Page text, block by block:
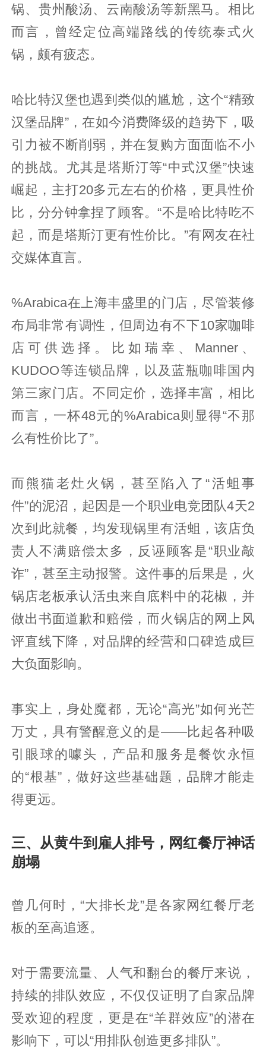
锅、贵州酸汤、云南酸汤等新黑马。相比
而言，曾经定位高端路线的传统泰式火
锅，颇有疲态。
哈比特汉堡也遇到类似的尴尬，这个“精致
汉堡品牌”，在如今消费降级的趋势下，吸
引力被不断削弱，并在复购方面面临不小
的挑战。尤其是塔斯汀等“中式汉堡”快速
崛起，主打20多元左右的价格，更具性价
比，分分钟拿捏了顾客。“不是哈比特吃不
起，而是塔斯汀更有性价比。”有网友在社
交媒体直言。
%Arabica在上海丰盛里的门店，尽管装修
布局非常有调性，但周边有不下10家咖啡
店可供选择。比如瑞幸、Manner、
KUDOO等连锁品牌，以及蓝瓶咖啡国内
第三家门店。不同定价，选择丰富，相比
而言，一杯48元的%Arabica则显得“不那
么有性价比了”。
而熊猫老灶火锅，甚至陷入了“活蛆事
件”的泥沼，起因是一个职业电竞团队4天2
次到此就餐，均发现锅里有活蛆，该店负
责人不满赔偿太多，反诬顾客是“职业敲
诈”，甚至主动报警。这件事的后果是，火
锅店老板承认活虫来自底料中的花椒，并
做出书面道歉和赔偿，而火锅店的网上风
评直线下降，对品牌的经营和口碑造成巨
大负面影响。
事实上，身处魔都，无论“高光”如何光芒
万丈，具有警醒意义的是——比起各种吸
引眼球的噱头，产品和服务是餐饮永恒
的“根基”，做好这些基础题，品牌才能走
得更远。
三、从黄牛到雇人排号，网红餐厅神话
崩塌
曾几何时，“大排长龙”是各家网红餐厅老
板的至高追逐。
对于需要流量、人气和翻台的餐厅来说，
持续的排队效应，不仅仅证明了自家品牌
受欢迎的程度，更是在“羊群效应”的潜在
影响下，可以“用排队创造更多排队”。